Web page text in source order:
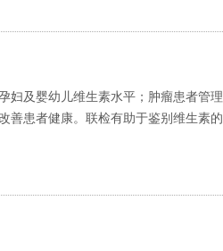
妇及婴幼儿维生素水平；肿瘤患者管
患者健康。联检有助于鉴别维生素的